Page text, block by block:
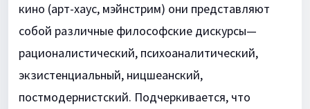
кино (арт-хаус, мэйнстрим) они представляют
собой различные философские дискурсы—
рационалистический, психоаналитический,
экзистенциальный, ницшеанский,
постмодернистский. Подчеркивается, что